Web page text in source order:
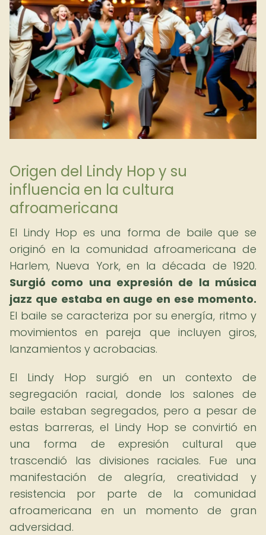
Origen del Lindy Hop y su
influencia en la cultura
afroamericana
El Lindy Hop es una forma de baile que se
originó en la comunidad afroamericana de
Harlem, Nueva York, en la década de 1920.
Surgió como una expresión de la música
jazz que estaba en auge en ese momento.
El baile se caracteriza por su energía, ritmo y
movimientos en pareja que incluyen giros,
lanzamientos y acrobacias.
El Lindy Hop surgió en un contexto de
segregación racial, donde los salones de
baile estaban segregados, pero a pesar de
estas barreras, el Lindy Hop se convirtió en
una forma de expresión cultural que
trascendió las divisiones raciales. Fue una
manifestación de alegría, creatividad y
resistencia por parte de la comunidad
afroamericana en un momento de gran
adversidad.